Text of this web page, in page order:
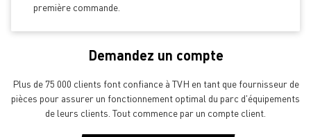
première commande.
Demandez un compte
Plus de 75 000 clients font confiance à TVH en tant que fournisseur de
pièces pour assurer un fonctionnement optimal du parc d'équipements
de leurs clients. Tout commence par un compte client.